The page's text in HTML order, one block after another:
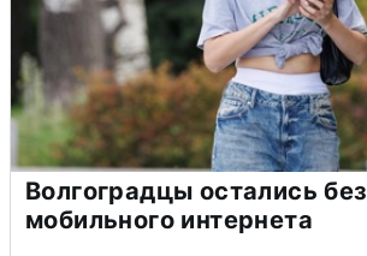
Волгоградцы остались без
мобильного интернета